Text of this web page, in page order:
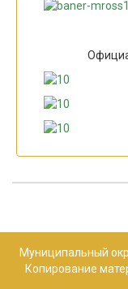
Муниципальный
Копирование